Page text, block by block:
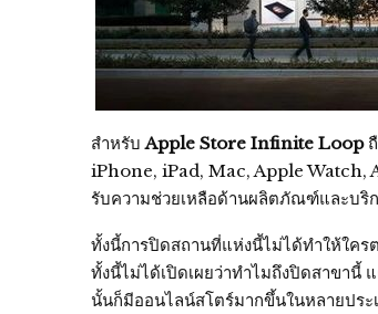
สำหรับApple Store Infinite Loopถื
iPhone, iPad, Mac, Apple Watch,
รับความช่วยเหลือด้านผลิตภัณฑ์และบริ
ทั้งนี้การปิดสถานที่แห่งนี้ไม่ได้ทำให้ใค
ทั้งนี้ไม่ได้เปิดเผยว่าทำไมถึงปิดสาขานี้
นั้นก็มีออนไลน์สโตร์มากขึ้นในหลายประ